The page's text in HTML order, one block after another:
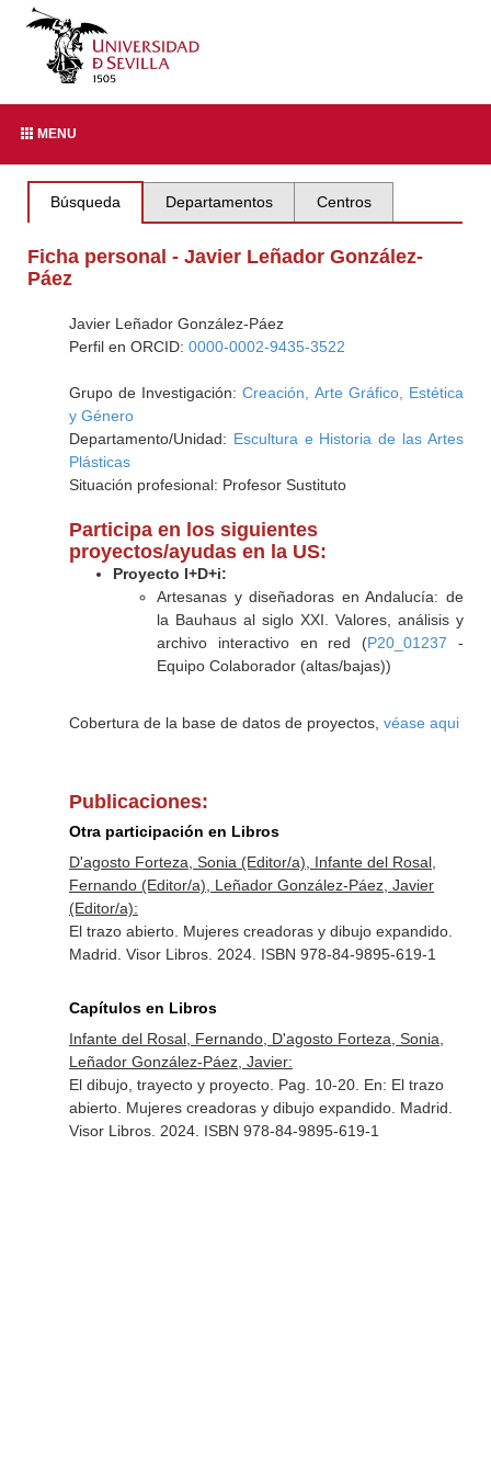
MENU
Búsqueda Departamentos Centros
Ficha personal - Javier Leñador González-
Páez
Javier Leñador González-Páez
Perfil en ORCID: 0000-0002-9435-3522
Grupo de Investigación:Creación, Arte Gráfico, Estética
y Género
Departamento/Unidad: Escultura e Historia de las Artes
Plásticas
Situación profesional: Profesor Sustituto
Participa en los siguientes
proyectos/ayudas en la US:
Proyecto I+D+i:
Artesanas y diseñadoras en Andalucía: de
la Bauhaus al siglo XXI. Valores, análisis y
archivo interactivo en red (P20_01237 -
Equipo Colaborador (altas/bajas))
Cobertura de la base de datos de proyectos, véase aqui
Publicaciones:
Otra participación en Libros
D'agosto Forteza, Sonia (Editor/a), Infante del Rosal,
Fernando (Editor/a), Leñador González-Páez, Javier
(Editor/a):
El trazo abierto. Mujeres creadoras y dibujo expandido.
Madrid. Visor Libros. 2024. ISBN 978-84-9895-619-1
Capítulos en Libros
Infante del Rosal, Fernando, D'agosto Forteza, Sonia,
Leñador González-Páez, Javier:
El dibujo, trayecto y proyecto. Pag. 10-20. En: El trazo
abierto. Mujeres creadoras y dibujo expandido. Madrid.
Visor Libros. 2024. ISBN 978-84-9895-619-1